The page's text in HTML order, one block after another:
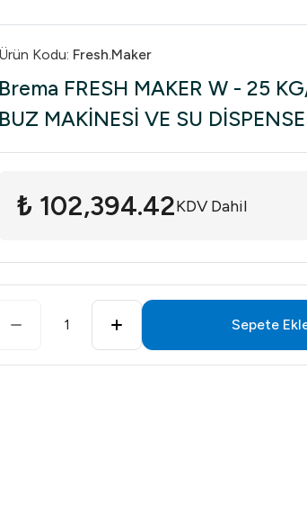
Ürün Kodu: Fresh.Maker
Brema FRESH MAKER W - 25
BUZ MAKİNESİ VE SU
₺ 102,394.42KDV Dahil
1 Sepete